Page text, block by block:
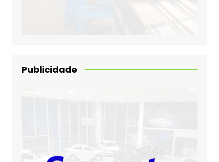
Publicidade